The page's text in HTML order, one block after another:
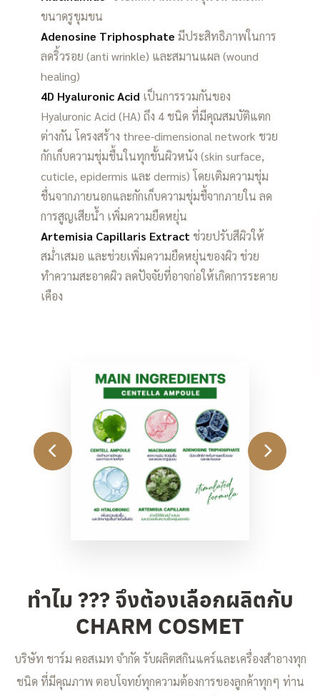
ขนาดรูขุมขน
Adenosine Triphosphate มีประสิทธิภาพในการ
ลดริ้วรอย (anti wrinkle) และสมานแผล (wound
healing)
4D Hyaluronic Acid เป็นการรวมกันของ
Hyaluronic Acid (HA) ถึง 4 ชนิด ที่มีคุณสมบัติแตก
ต่างกัน โครงสร้าง three-dimensional network ชวย
กักเก็บความชุ่มชื้นในทุกชั้นผิวหนัง (skin surface,
cuticle, epidermis และ dermis) โดยเติมความชุ่ม
ชื่นจากภายนอกและกักเก็บความชุ่มชื้จากภายใน ลด
การสูญเสียน้ำ เพิ่มความยืดหยุ่น
Artemisia Capillaris Extract ช่วยปรับสีผิวให้
สม่ำเสมอ และช่วยเพิ่มความยืดหยุ่นของผิว ช่วย
ทำความสะอาดผิว ลดปัจจัยที่อาจก่อให้เกิดการระคาย
เคือง
ทำไม ??? จึงต้องเลือกผลิตกับ
CHARM COSMET
บริษัท ชาร์ม คอสเมท จำกัด รับผลิตสกินแคร์และเครื่องสำอางทุก
ชนิด ที่มีคุณภาพ ตอบโจทย์ทุกความต้องการของลูกค้าทุกๆ ท่าน